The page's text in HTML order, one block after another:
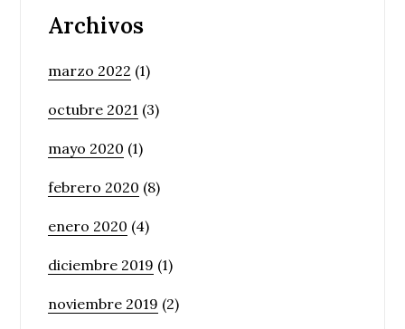
Archivos
marzo 2022 (1)
octubre 2021 (3)
mayo 2020 (1)
febrero 2020 (8)
enero 2020 (4)
diciembre 2019 (1)
noviembre 2019 (2)